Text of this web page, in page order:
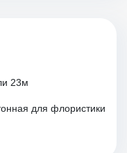
23м
для флористики